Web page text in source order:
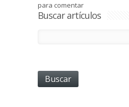
para comentar
Buscar artículos